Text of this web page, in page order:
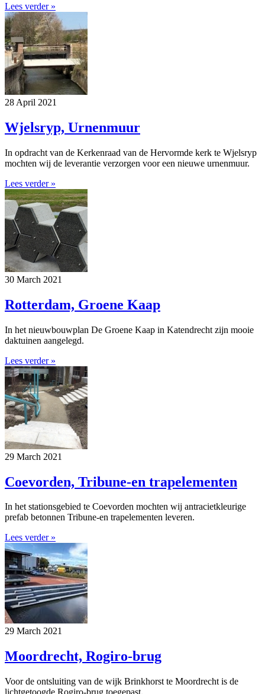
Lees verder »
28 April 2021
Wjelsryp, Urnenmuur
In opdracht van de Kerkenraad van de Hervormde kerk te Wjelsryp
mochten wij de leverantie verzorgen voor een nieuwe urnenmuur.
Lees verder »
30 March 2021
Rotterdam, Groene Kaap
In het nieuwbouwplan De Groene Kaap in Katendrecht zijn mooie
daktuinen aangelegd.
Lees verder »
29 March 2021
Coevorden, Tribune-en trapelementen
In het stationsgebied te Coevorden mochten wij antracietkleurige
prefab betonnen Tribune-en trapelementen leveren.
Lees verder »
29 March 2021
Moordrecht, Rogiro-brug
Voor de ontsluiting van de wijk Brinkhorst te Moordrecht is de